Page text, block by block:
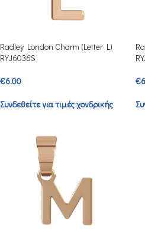
Radley London Charm (Letter L)
RYJ6036S
€6.00
Συνδεθείτε για τιμές χονδρικής
€